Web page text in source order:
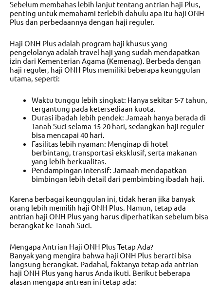
Sebelum membahas lebih lanjut tentang antrian haji Plus,
penting untuk memahami terlebih dahulu apa itu haji ONH
Plus dan perbedaannya dengan haji reguler.
Haji ONH Plus adalah program haji khusus yang
pengelolanya adalah travel haji yang sudah mendapatkan
izin dari Kementerian Agama (Kemenag). Berbeda dengan
haji reguler, haji ONH Plus memiliki beberapa keunggulan
utama, seperti:
Waktu tunggu lebih singkat: Hanya sekitar 5-7 tahun,
tergantung pada ketersediaan kuota.
Durasi ibadah lebih pendek: Jamaah hanya berada di
Tanah Suci selama 15-20 hari, sedangkan haji reguler
bisa mencapai 40 hari.
Fasilitas lebih nyaman: Menginap di hotel
berbintang, transportasi eksklusif, serta makanan
yang lebih berkualitas.
Pendampingan intensif: Jamaah mendapatkan
bimbingan lebih detail dari pembimbing ibadah haji.
Karena berbagai keunggulan ini, tidak heran jika banyak
orang lebih memilih haji ONH Plus. Namun, tetap ada
antrian haji ONH Plus yang harus diperhatikan sebelum bisa
berangkat ke Tanah Suci.
Mengapa Antrian Haji ONH Plus Tetap Ada?
Banyak yang mengira bahwa haji ONH Plus berarti bisa
langsung berangkat. Padahal, faktanya tetap ada antrian
haji ONH Plus yang harus Anda ikuti. Berikut beberapa
alasan mengapa antrean ini tetap ada: